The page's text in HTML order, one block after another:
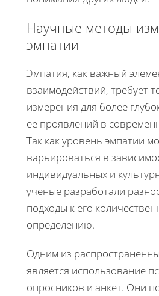
Научные методы
эмпатии
Эмпатия, как важный
взаимодействий, требует
измерения для более
ее проявлений в
Так как уровень эмпатии
варьироваться в
индивидуальных и
ученые разработали
подходы к его
определению.
Одним из
является использование
опросников и анкет. Они